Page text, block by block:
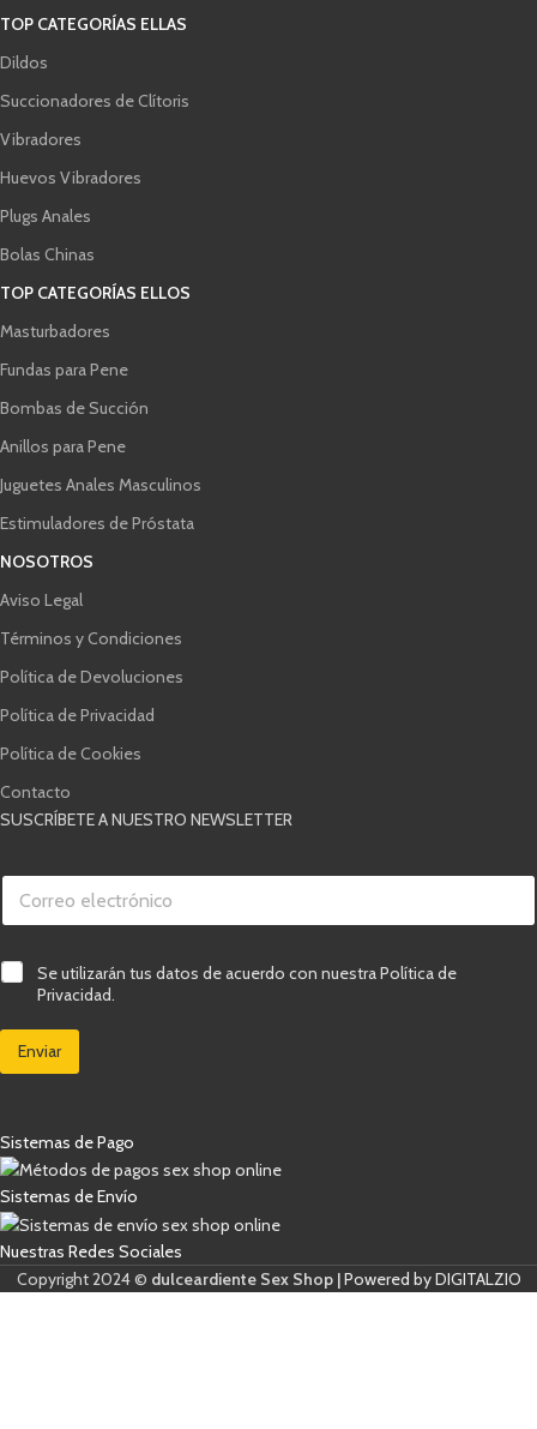
TOP CATEGORÍAS ELLAS
Dildos
Succionadores de Clítoris
Vibradores
Huevos Vibradores
Plugs Anales
Bolas Chinas
TOP CATEGORÍAS ELLOS
Masturbadores
Fundas para Pene
Bombas de Succión
Anillos para Pene
Juguetes Anales Masculinos
Estimuladores de Próstata
NOSOTROS
Aviso Legal
Términos y Condiciones
Política de Devoluciones
Política de Privacidad
Política de Cookies
Contacto
SUSCRÍBETE A NUESTRO NEWSLETTER
a
i
l
a
C
e
o
C
r
e
o
l
n
i
c
o
*
C
i
l
d
e
v
e
r
i
f
c
Se utilizarán tus datos de acuerdo con nuestra Política de
Privacidad.
Enviar
Sistemas de Pago
Sistemas de Envío
Nuestras Redes Sociales
Copyright 2024 © dulceardiente Sex Shop |Powered by DIGITALZIO